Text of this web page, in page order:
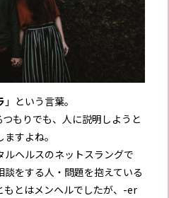
」という言葉。
もりでも、人に説明しようと
すよね。
ヘルスのネットスラングで
談をする人・問題を抱えている
もとはメンヘルでしたが、-er